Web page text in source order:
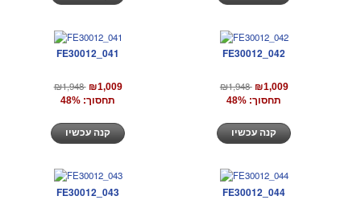
FE30012_041
₪1,948 ₪1,009
תחסוך: 48%
FE30012_042
₪1,948 ₪1,009
תחסוך: 48%
FE30012_043 FE30012_044